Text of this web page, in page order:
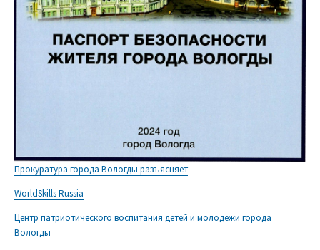
Прокуратура города Вологды разъясняет
WorldSkills Russia
Центр патриотического воспитания детей и молодежи города
Вологды